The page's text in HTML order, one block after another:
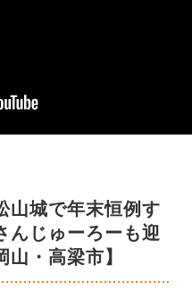
山城で年末恒例す
じゅーろーも迎
・高梁市】